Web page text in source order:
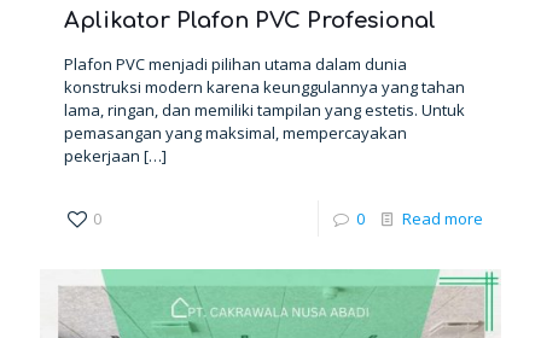
Aplikator Plafon PVC Profesional
Plafon PVC menjadi pilihan utama dalam dunia
konstruksi modern karena keunggulannya yang tahan
lama, ringan, dan memiliki tampilan yang estetis. Untuk
pemasangan yang maksimal, mempercayakan
pekerjaan […]
0 0 Read more